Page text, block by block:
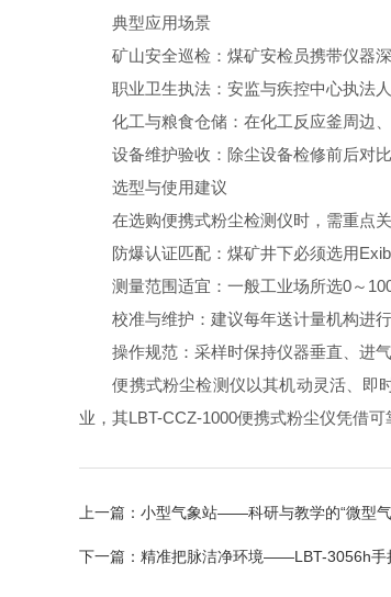
典型应用场景
矿山安全巡检：煤矿安检员携带仪器深
职业卫生执法：安监与疾控中心执法人
化工与粮食仓储：在化工反应釜周边、
设备维护验收：除尘设备检修前后对比
选型与使用建议
在选购便携式粉尘检测仪时，需重点关
防爆认证匹配：煤矿井下必须选用ExibI
测量范围适宜：一般工业场所选0～
校准与维护：建议每年送计量机构进行
操作规范：采样时保持仪器垂直、进气
便携式粉尘检测仪以其机动灵活、即时
业，其LBT-CCZ-1000便携式粉尘仪凭借
上一篇： 小型气象站——科研与教学的“微型
下一篇： 精准把脉洁净环境——LBT-3056h手